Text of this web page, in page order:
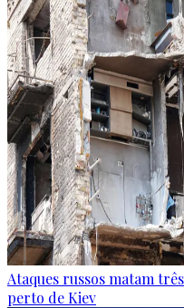
Ataques russos matam
perto de Kiev